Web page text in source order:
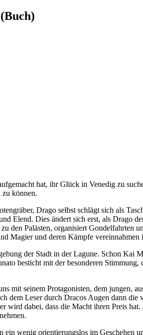
hat, ihr Glück in Venedig zu
zu können.
Drago selbst schlägt sich als
Elend. Dies ändert sich erst, als Drago
den Palästen, organisiert Gondelfahrten
Magier und deren Kämpfe vereinnahmen
der Stadt in der Lagune. Schon Kai
besticht mit der besonderen
mit seinem Protagonisten, dem
dem Leser durch Dracos Augen dann
dabei, dass die Macht ihren Preis
wenig orientierungslos im Geschehen